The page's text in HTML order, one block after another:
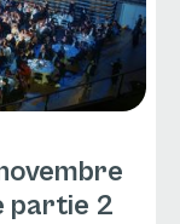
partie 2